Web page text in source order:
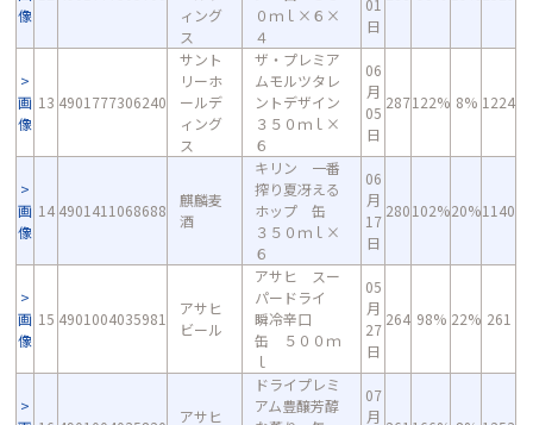
像
ィング
ス
０ｍｌ×６×
４
01
日
画
像
13 4901777306240
サント
リーホ
ールデ
ィング
ス
ザ・プレミア
ムモルツタレ
ントデザイン
３５０ｍｌ×
６
06
月
05
日
287122% 8% 1224
画
像
14 4901411068688
麒麟麦
酒
キリン 一番
搾り夏冴える
ホップ 缶
３５０ｍｌ×
６
06
月
17
日
280102%20%1140
画
像
15 4901004035981
アサヒ
ビール
アサヒ スー
パードライ
瞬冷辛口
缶 ５００ｍ
ｌ
05
月
27
日
264 98% 22% 261
アサヒ
ドライプレミ
アム豊醸芳醇
07
月